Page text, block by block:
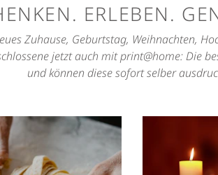
ERLEBEN.
Zuhause, Geburtstag, Weihnachten,
jetzt auch mit print@home: Die
und können diese sofort selber